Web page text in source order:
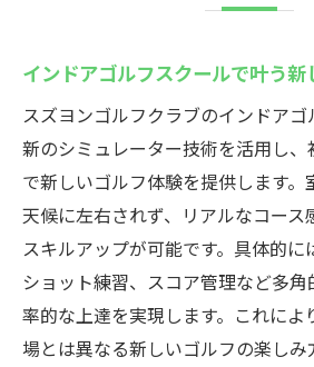
ラグジュアリーな完全個
最新設備で初心者も安心
スズヨンゴルフクラブの魅力と
インドアゴルフスクール
高崎で体験できる最先端
実力
快適なプライベート空間
習
インドアゴルフスクールで叶う
スズヨンゴルフクラブのインドア
新のシミュレーター技術を活用し
で新しいゴルフ体験を提供します。
天候に左右されず、リアルなコース
スキルアップが可能です。具体的に
ショット練習、スコア管理など多
率的な上達を実現します。これによ
場とは異なる新しいゴルフの楽し